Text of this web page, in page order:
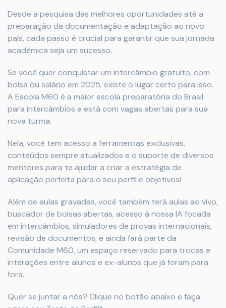
Desde a pesquisa das melhores oportunidades até a
preparação da documentação e adaptação ao novo
país, cada passo é crucial para garantir que sua jornada
acadêmica seja um sucesso.
Se você quer conquistar um intercâmbio gratuito, com
bolsa ou salário em 2025, existe o lugar certo para isso.
A Escola M60 é a maior escola preparatória do Brasil
para intercâmbios e está com vagas abertas para sua
nova turma.
Nela, você tem acesso a ferramentas exclusivas,
conteúdos sempre atualizados e o suporte de diversos
mentores para te ajudar a criar a estratégia de
aplicação perfeita para o seu perfil e objetivos!
Além de aulas gravadas, você também terá aulas ao vivo,
buscador de bolsas abertas, acesso à nossa IA focada
em intercâmbios, simuladores de provas internacionais,
revisão de documentos, e ainda fará parte da
Comunidade M60, um espaço reservado para trocas e
interações entre alunos e ex-alunos que já foram para
fora.
Quer se juntar a nós? Clique no botão abaixo e faça